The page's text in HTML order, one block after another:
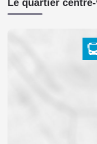
Le quartier